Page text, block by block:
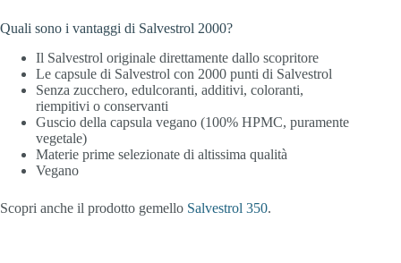
Quali sono i vantaggi di Salvestrol 2000?
Il Salvestrol originale direttamente dallo scopritore
Le capsule di Salvestrol con 2000 punti di Salvestrol
Senza zucchero, edulcoranti, additivi, coloranti,
riempitivi o conservanti
Guscio della capsula vegano (100% HPMC, puramente
vegetale)
Materie prime selezionate di altissima qualità
Vegano
Scopri anche il prodotto gemello Salvestrol 350.